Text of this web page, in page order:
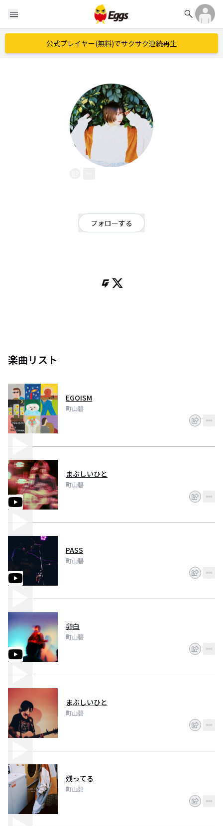
menu search
公式プレイヤー(無料)でサクサク連続再生
フォローする
楽曲リスト
EGOISM
町山碧
まぶしいひと
町山碧
PASS
町山碧
卵白
町山碧
まぶしいひと
町山碧
残ってる
町山碧